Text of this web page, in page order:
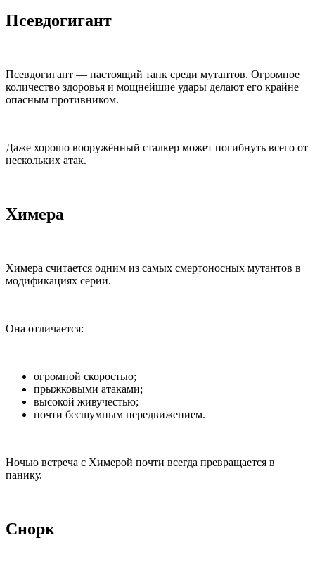
Псевдогигант
Псевдогигант — настоящий танк среди мутантов. Огромное
количество здоровья и мощнейшие удары делают его крайне
опасным противником.
Даже хорошо вооружённый сталкер может погибнуть всего от
нескольких атак.
Химера
Химера считается одним из самых смертоносных мутантов в
модификациях серии.
Она отличается:
огромной скоростью;
прыжковыми атаками;
высокой живучестью;
почти бесшумным передвижением.
Ночью встреча с Химерой почти всегда превращается в
панику.
Снорк